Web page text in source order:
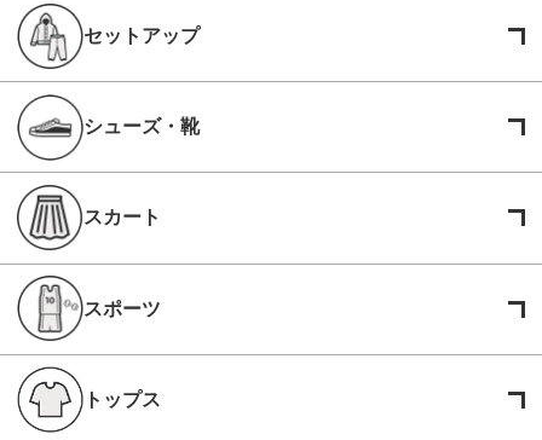
セットアップ
シューズ・靴
スカート
スポーツ
トップス